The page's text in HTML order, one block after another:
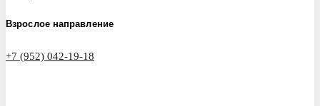
Взрослое направление
+7 (952) 042-19-18